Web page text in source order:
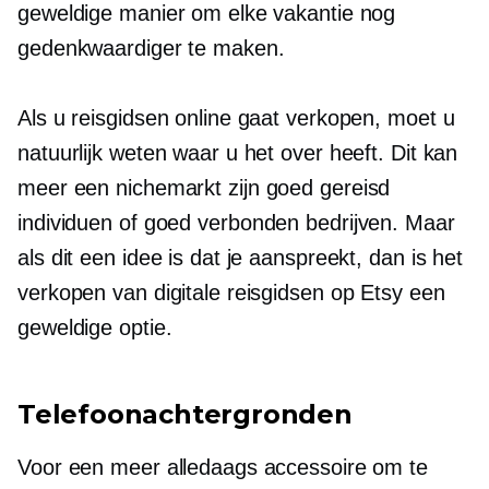
geweldige manier om elke vakantie nog
gedenkwaardiger te maken.
Als u reisgidsen online gaat verkopen, moet u
natuurlijk weten waar u het over heeft. Dit kan
meer een nichemarkt zijn goed gereisd
individuen of goed verbonden bedrijven. Maar
als dit een idee is dat je aanspreekt, dan is het
verkopen van digitale reisgidsen op Etsy een
geweldige optie.
Telefoonachtergronden
Voor een meer alledaags accessoire om te